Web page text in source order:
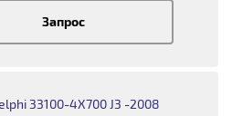
Запрос
33100-4X700 J3 -2008